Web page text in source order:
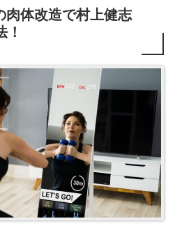
肉体改造で村上健志
！